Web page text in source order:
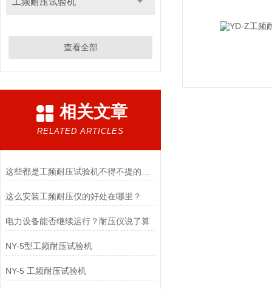
查看全部
相关文章
RELATED ARTICLES
这么安装工频耐压仪的好处在哪里？
电力设备能否继续运行？耐压仪说了算
NY-5型工频耐压试验机
NY-5 工频耐压试验机